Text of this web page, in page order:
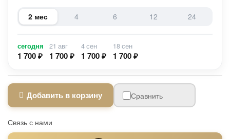
2 мес 4 6 12 24
сегодня
1 700 ₽
21 авг
1 700 ₽
4 сен
1 700 ₽
18 сен
1 700 ₽
Добавить в корзину Сравнить
Связь с нами